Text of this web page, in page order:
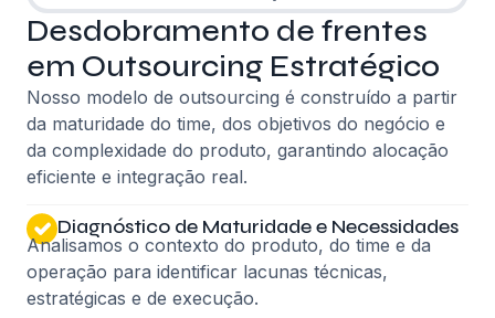
Desdobramento de frentes
em Outsourcing Estratégico
Nosso modelo de outsourcing é construído a partir
da maturidade do time, dos objetivos do negócio e
da complexidade do produto, garantindo alocação
eficiente e integração real.
Diagnóstico de Maturidade e Necessidades
Analisamos o contexto do produto, do time e da
operação para identificar lacunas técnicas,
estratégicas e de execução.